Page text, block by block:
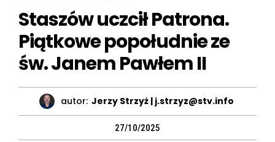
Staszów uczcił Patrona.
Piątkowe popołudnie ze
św. Janem Pawłem II
autor: Jerzy Strzyż | j.strzyz@stv.info
27/10/2025